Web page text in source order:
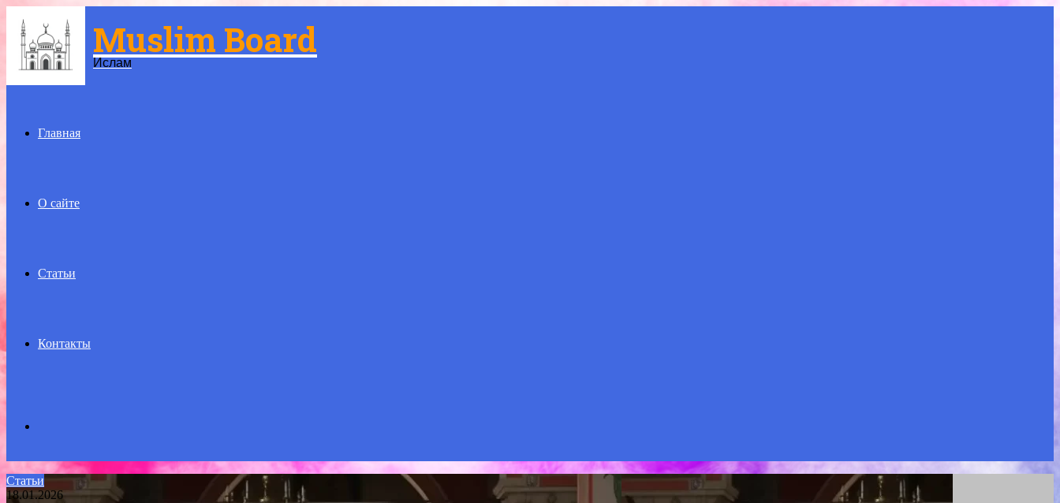
Menu Muslim Board
Ислам
Главная
О сайте
Статьи
Контакты
for
Статьи
18.01.2026